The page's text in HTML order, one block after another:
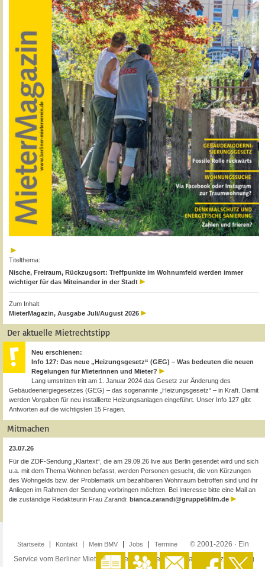
Titelthema:
Nische, Freiraum, Rückzugsort: Treffpunkte im Wohnumfeld werden immer
wichtiger für das Miteinander in der Stadt
Zum Inhalt:
MieterMagazin, Ausgabe Juli/August 2026
Der aktuelle Mietrechtstipp
Neu erschienen:
Info 127: Das neue „Heizungsgesetz“ (GEG) – Was bedeuten die neuen
Regelungen für Mieterinnen und Mieter?
Lang umstritten tritt am 1. Januar 2024 das Gesetz zur Änderung des
Gebäudeenergiegesetzes (GEG) – das sogenannte „Heizungsgesetz“ – in Kraft. Damit
werden Vorgaben für neu installierte Heizungsanlagen eingeführt. Unser Info 127 gibt
Antworten auf die wichtigsten 15 Fragen.
Mitmachen
23.07.26
Für die ZDF-Sendung „Klartext“, die am 29.09.26 live aus Berlin gesendet wird und sich
u.a. mit dem Thema Wohnen befasst, werden Personen gesucht, die von Kürzungen
des Wohngelds bzw. der Problematik um bezahlbaren Wohnraum betroffen sind und ihr
Anliegen im Rahmen der Sendung vorbringen möchten. Bei Interesse bitte eine Mail an
die zuständige Redakteurin Frau Zarandi: bianca.zarandi@gruppe5film.de
Startseite Kontakt Mein BMV Jobs Termine
© 2001-2026 · Ein
Service vom Berliner Mieterverein e.V. ·Impressum·Datenschutzerklärung